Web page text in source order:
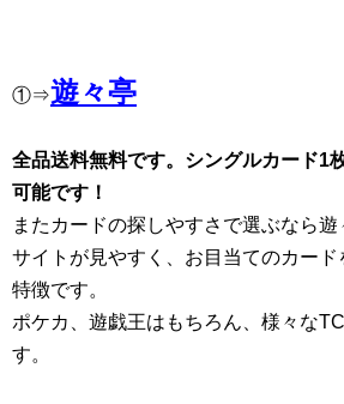
①⇒遊々亭
全品送料無料です。シングルカード1
可能です！
またカードの探しやすさで選ぶなら遊
サイトが見やすく、お目当てのカー
特徴です。
ポケカ、遊戯王はもちろん、様々な
す。